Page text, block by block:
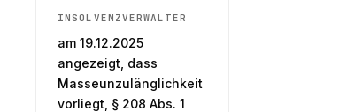
INSOLVENZVERWALTER
am 19.12.2025
angezeigt, dass
Masseunzulänglichkeit
vorliegt, § 208 Abs. 1